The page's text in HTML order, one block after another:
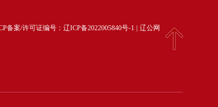
备案/许可证编号： 辽ICP备2022005840号-1 | 辽公网